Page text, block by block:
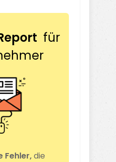
für
Fehler,die